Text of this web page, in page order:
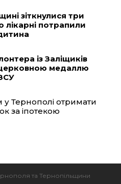
зіткнулися три
лікарні потрапили
із Заліщиків
медаллю
у Тернополі отримати
за іпотекою
та Тернопільщини